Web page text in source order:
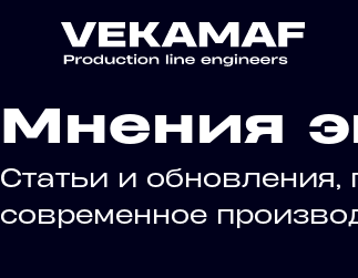
Мнения
Статьи и
современное